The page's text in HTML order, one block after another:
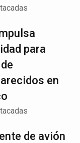
para
en
de avión